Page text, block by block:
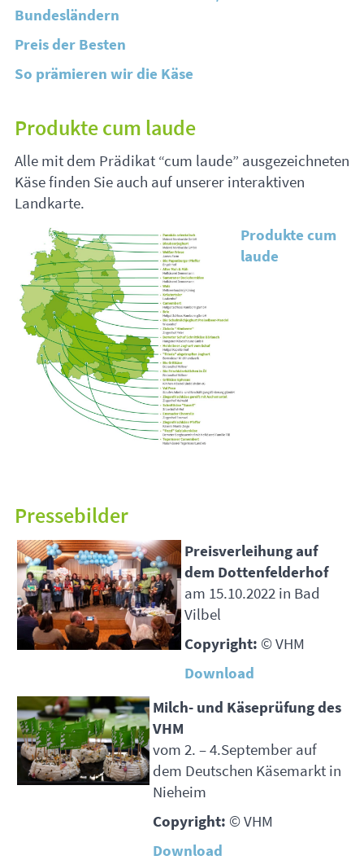
Bundesländern
Preis der Besten
So prämieren wir die Käse
Produkte cum laude
Alle mit dem Prädikat “cum laude” ausgezeichneten
Käse finden Sie auch auf unserer interaktiven
Landkarte.
Produkte cum
laude
Pressebilder
Preisverleihung auf
dem Dottenfelderhof
am 15.10.2022 in Bad
Vilbel
Copyright: ©VHM
Download
Milch- und Käseprüfung des
VHM
vom 2. – 4.September auf
dem Deutschen Käsemarkt in
Nieheim
Copyright: ©VHM
Download